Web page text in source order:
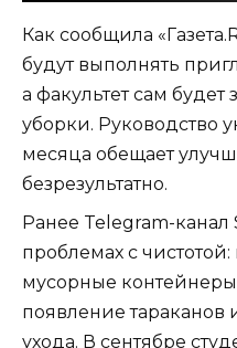
Как сообщила
будут выполнять
а факультет сам будет
уборки. Руководство
месяца обещает
безрезультатно.
Ранее Telegram-канал
проблемах с
мусорные
появление тараканов
ухода. В сентябре